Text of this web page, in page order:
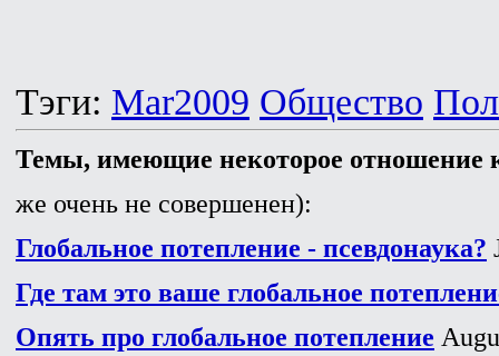
Тэги: Mar2009 Общество
Темы, имеющие некоторое отношение
же очень не совершенен):
Глобальное потепление - псевдонаука?
Где там это ваше глобальное
Опять про глобальное потепление